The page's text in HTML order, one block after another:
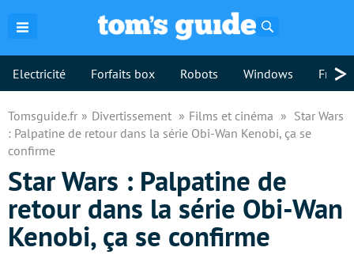
Electricité Forfaits box Robots Windows >
Tomsguide.fr Divertissement Films et cinéma
Star Wars
: Palpatine de retour dans la série Obi-Wan Kenobi, ça se
confirme
Star Wars : Palpatine de
retour dans la série Obi-Wan
Kenobi, ça se confirme